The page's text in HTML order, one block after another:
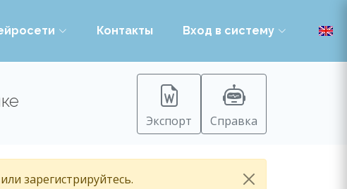
Контакты Вход в систему
Экспорт Справка
зарегистрируйтесь.